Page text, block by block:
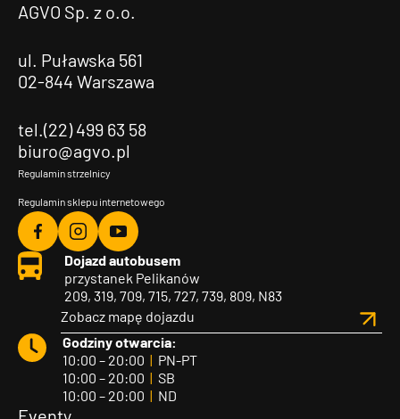
AGVO Sp. z o.o.
ul. Puławska 561
02-844 Warszawa
tel.(22) 499 63 58
biuro@agvo.pl
Regulamin strzelnicy
Regulamin sklepu internetowego
Agvo
Facebook
Agvo
Instagram
Agvo
YouTube
Dojazd autobusem
przystanek Pelikanów
209, 319, 709, 715, 727, 739, 809, N83
Zobacz mapę dojazdu
Godziny otwarcia:
10:00 – 20:00 | PN-PT
10:00 – 20:00 | SB
10:00 – 20:00 | ND